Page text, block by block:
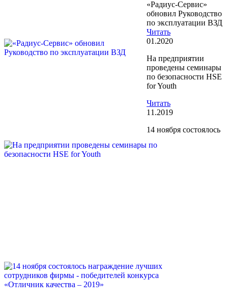
«Радиус-Сервис»
обновил Руководство
по эксплуатации ВЗД
Читать
01.2020
На предприятии
проведены семинары
по безопасности HSE
for Youth
Читать
11.2019
14 ноября состоялось